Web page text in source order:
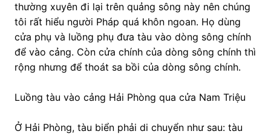
thường xuyên đi lại trên quảng sông này nên chúng
tôi rất hiểu người Pháp quá khôn ngoan. Họ dùng
cửa phụ và luồng phụ đưa tàu vào dòng sông chính
để vào cảng. Còn cửa chính của dòng sông chính thì
rộng nhưng để thoát sa bồi của dòng sông chính.
Luồng tàu vào cảng Hải Phòng qua cửa Nam Triệu
Ở Hải Phòng, tàu biển phải di chuyển như sau: tàu